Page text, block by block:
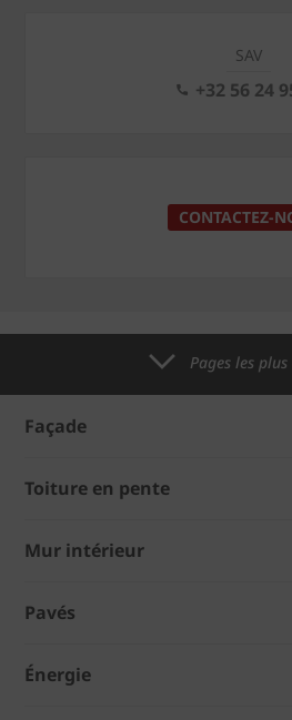
SAV
+32 56 24
CONTACTEZ-
Pages les
Façade
Toiture en pente
Mur intérieur
Pavés
Énergie